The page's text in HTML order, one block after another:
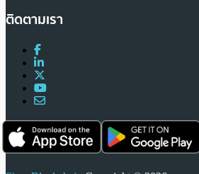
ติดตามเรา